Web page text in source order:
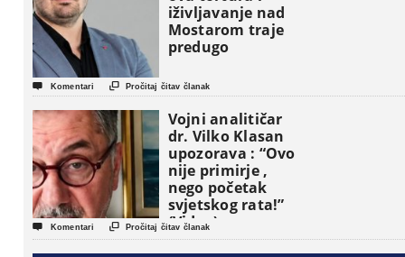
iživljavanje nad
Mostarom traje
predugo
 Komentari  Pročitaj čitav članak
Vojni analitičar
dr. Vilko Klasan
upozorava : “Ovo
nije primirje ,
nego početak
svjetskog rata!”
(Video)
 Komentari  Pročitaj čitav članak